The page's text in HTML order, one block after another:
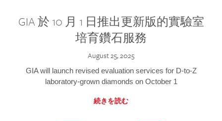
GIA 於 10 月 1 日推出更新版的實驗室
培育鑽石服務
August 25, 2025
GIA will launch revised evaluation services for D-to-Z
laboratory-grown diamonds on October 1
続きを読む